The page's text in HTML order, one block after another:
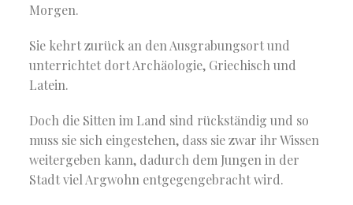
Morgen.
Sie kehrt zurück an den Ausgrabungsort und
unterrichtet dort Archäologie, Griechisch und
Latein.
Doch die Sitten im Land sind rückständig und so
muss sie sich eingestehen, dass sie zwar ihr Wissen
weitergeben kann, dadurch dem Jungen in der
Stadt viel Argwohn entgegengebracht wird.